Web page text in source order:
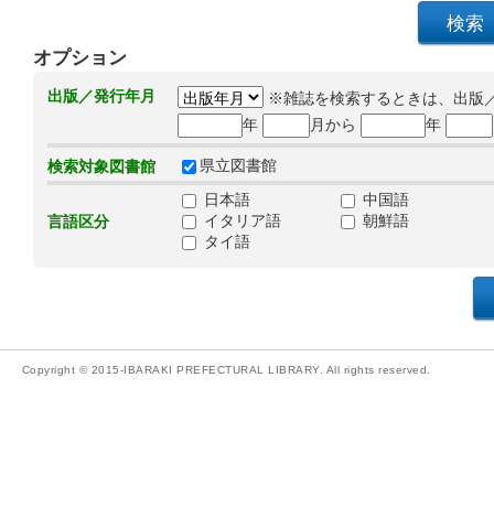
オプション
出版／発行年月
※雑誌を検索するときは、出版
年
月から 年
検索対象図書館 県立図書館
言語区分
日本語
中国語
イタリア語
朝鮮語
タイ語
Copyright © 2015-IBARAKI PREFECTURAL LIBRARY. All rights reserved.